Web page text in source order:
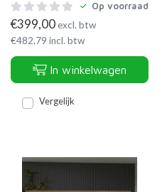
Op voorraad
€399,00excl. btw
€482,79 incl. btw
In winkelwagen
Vergelijk